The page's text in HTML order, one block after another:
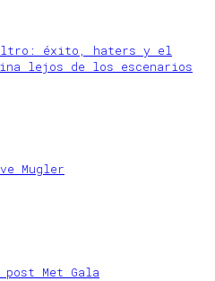
éxito, haters y el
lejos de los escenarios
Mugler
Met Gala